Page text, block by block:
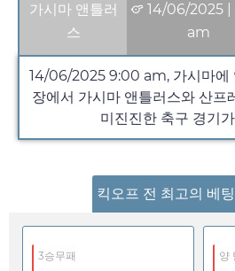
가시마 앤틀러
스
14/06/2025 |
am
14/06/2025 9:00 am, 가시마에
장에서 가시마 앤틀러스와 산프
미진진한 축구 경기
킥오프 전 최고의 베
3승무패 양